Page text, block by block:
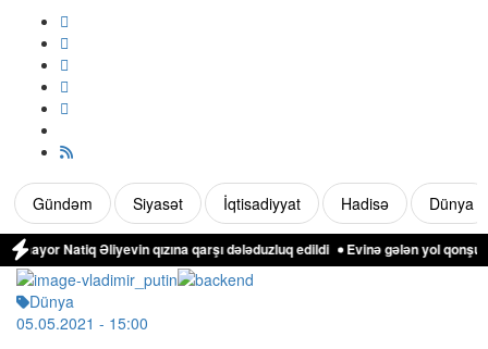
Gündəm Siyasət İqtisadiyyat Hadisə Dünya
Natiq Əliyevin qızına qarşı dələduzluq edildi Evinə gələn yol qonşusu
Dünya
05.05.2021 - 15:00